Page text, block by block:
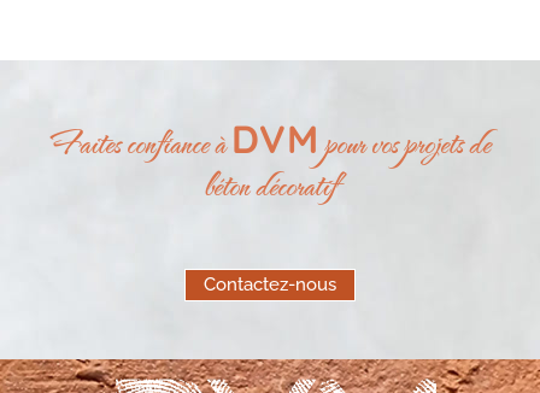
Faites confiance àDVMpour vos projets de
béton décoratif
Contactez-nous